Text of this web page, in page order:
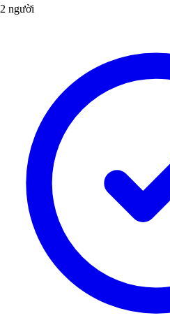
2 người